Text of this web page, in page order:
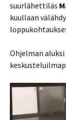
suurlähettiläs
kuullaan
Ohjelman